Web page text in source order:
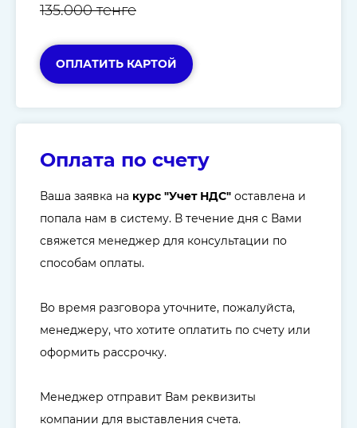
135.000 тенге
ОПЛАТИТЬ КАРТОЙ
Оплата по счету
Ваша заявка на курс "Учет НДС" оставлена и
попала нам в систему. В течение дня с Вами
свяжется менеджер для консультации по
способам оплаты.
Во время разговора уточните, пожалуйста,
менеджеру, что хотите оплатить по счету или
оформить рассрочку.
Менеджер отправит Вам реквизиты
компании для выставления счета.